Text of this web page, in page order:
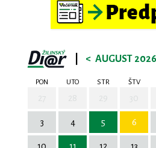
< AUGUST 2026
PON UTO STR ŠTV
3 4 5 6
10 11 12 13